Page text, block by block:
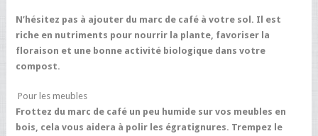
N’hésitez pas à ajouter du marc de café à votre sol. Il est
riche en nutriments pour nourrir la plante, favoriser la
floraison et une bonne activité biologique dans votre
compost.
Pour les meubles
Frottez du marc de café un peu humide sur vos meubles en
bois, cela vous aidera à polir les égratignures. Trempez le